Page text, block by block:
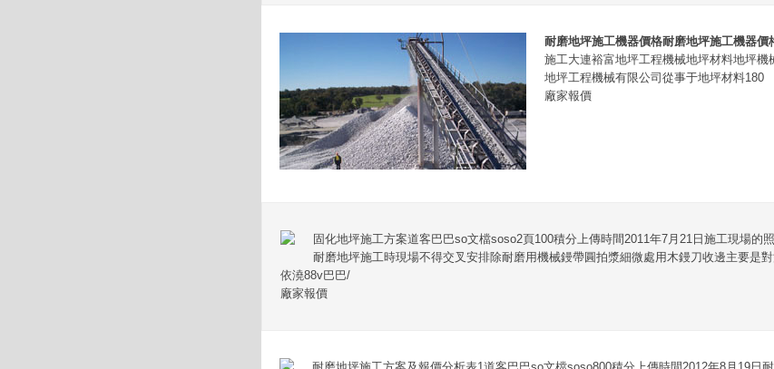
耐磨地坪施工機器價格耐磨地坪施工機器價
施工大連裕富地坪工程機械地坪材料地坪機
地坪工程機械有限公司從事于地坪材料180
廠家報價
固化地坪施工方案道客巴巴so文檔soso2頁100積分上傳時間2011年7月21日施工現場的
耐磨地坪施工時現場不得交叉安排除耐磨用機械鏝帶圓拍漿細微處用木鏝刀收邊主要是
依澆88v巴巴/
廠家報價